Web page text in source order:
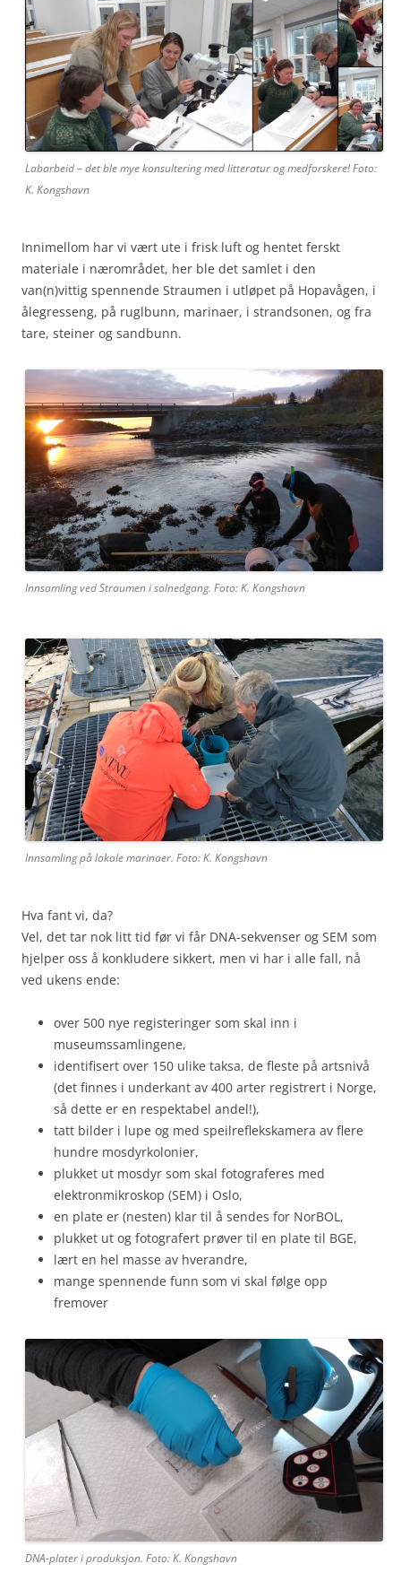
Labarbeid – det ble mye konsultering med litteratur og medforskere! Foto:
K. Kongshavn
Innimellom har vi vært ute i frisk luft og hentet ferskt
materiale i nærområdet, her ble det samlet i den
van(n)vittig spennende Straumen i utløpet på Hopavågen, i
ålegresseng, på ruglbunn, marinaer, i strandsonen, og fra
tare, steiner og sandbunn.
Innsamling ved Straumen i solnedgang. Foto: K. Kongshavn
Innsamling på lokale marinaer. Foto: K. Kongshavn
Hva fant vi, da?
Vel, det tar nok litt tid før vi får DNA-sekvenser og SEM som
hjelper oss å konkludere sikkert, men vi har i alle fall, nå
ved ukens ende:
over 500 nye registeringer som skal inn i
museumssamlingene,
identifisert over 150 ulike taksa, de fleste på artsnivå
(det finnes i underkant av 400 arter registrert i Norge,
så dette er en respektabel andel!),
tatt bilder i lupe og med speilreflekskamera av flere
hundre mosdyrkolonier,
plukket ut mosdyr som skal fotograferes med
elektronmikroskop (SEM) i Oslo,
en plate er (nesten) klar til å sendes for NorBOL,
plukket ut og fotografert prøver til en plate til BGE,
lært en hel masse av hverandre,
mange spennende funn som vi skal følge opp
fremover
DNA-plater i produksjon. Foto: K. Kongshavn